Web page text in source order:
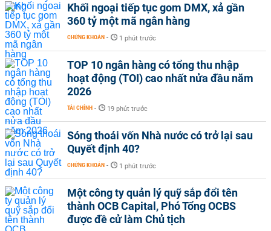
Khối ngoại tiếp tục gom DMX, xả gần
360 tỷ một mã ngân hàng
CHỨNG KHOÁN - 1 phút trước
TOP 10 ngân hàng có tổng thu nhập
hoạt động (TOI) cao nhất nửa đầu năm
2026
TÀI CHÍNH - 19 phút trước
Sóng thoái vốn Nhà nước có trở lại sau
Quyết định 40?
CHỨNG KHOÁN - 1 phút trước
Một công ty quản lý quỹ sắp đổi tên
thành OCB Capital, Phó Tổng OCBS
được đề cử làm Chủ tịch